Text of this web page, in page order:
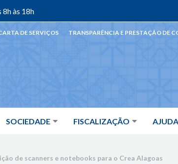
8h às 18h
SOCIEDADE FISCALIZAÇÃO AJUDA
TRANSPARÊNCIA E PRESTAÇÃO DE
DE SERVIÇOS
de scanners e notebooks para o Crea Alagoas